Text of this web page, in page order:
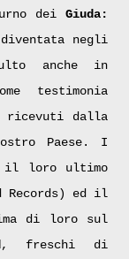
dei Giuda:
negli
anche in
testimonia
ricevuti dalla
Paese. I
il loro ultimo
Records) ed il
di loro sul
, freschi di